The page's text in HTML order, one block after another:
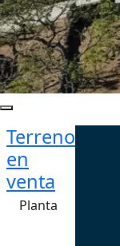
Terreno
en
venta
Planta